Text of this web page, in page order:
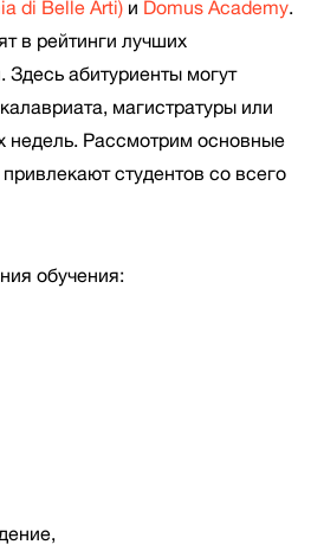
di Belle Arti) и Domus Academy.
в рейтинги лучших
Здесь абитуриенты могут
магистратуры или
недель. Рассмотрим основные
студентов со всего
обучения: